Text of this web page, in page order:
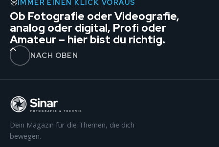
IMMER EINEN KLICK VORAUS
Ob Fotografie oder Videografie,
analog oder digital, Profi oder
Amateur – hier bist du richtig.
NACH OBEN
Dein Magazin für die Themen, die dich
bewegen.